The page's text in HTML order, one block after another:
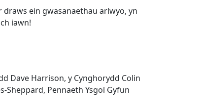
ein gwasanaethau arlwyo, yn
Dave Harrison, y Cynghorydd Colin
Sheppard, Pennaeth Ysgol Gyfun